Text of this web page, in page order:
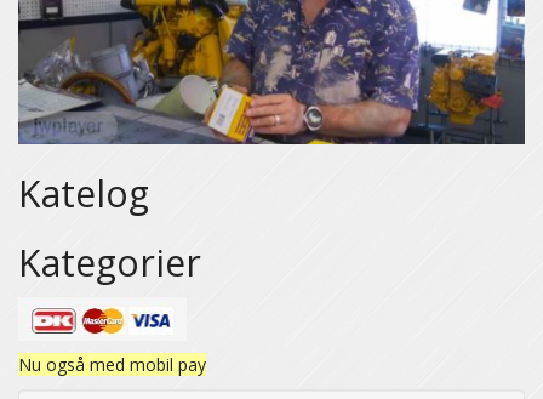
Katelog
Kategorier
Nu også med mobil pay